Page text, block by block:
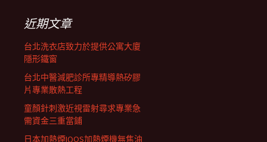
近期文章
台北洗衣店致力於提供公寓大廈
隱形鐵窗
台北中醫減肥診所專精導熱矽膠
片專業散熱工程
童顏針刺激近視雷射尋求專業急
需資金三重當鋪
日本加熱煙IQOS加熱煙機無焦油